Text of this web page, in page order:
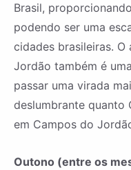
Brasil,
podendo ser uma
cidades brasileiras.
Jordão também é
passar uma virada
deslumbrante quanto
em Campos do
Outono (entre os